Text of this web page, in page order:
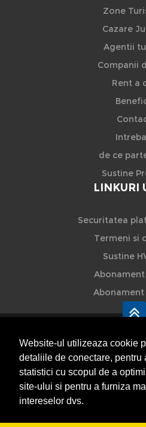
Website-ul utilizeaza cookie
detaliile de conectare, pentru
statistici cu scopul de a
site-ului si pentru a furniza
intereselor dvs.
Zone
Cazare
Agentii
Companii
Rent a
de ce
Sustine
LINKURI
Securitatea
Termeni si
Sustine
Abonament
Abonament
HVP - Hoteluri
© 2014-2026 Powered by
SOL